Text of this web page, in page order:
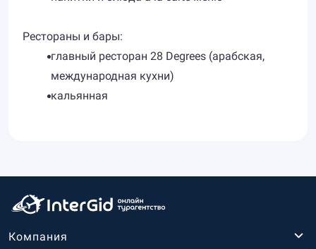
Рестораны и бары:
главный ресторан 28 Degrees (арабская,
международная кухни)
кальянная
Компания